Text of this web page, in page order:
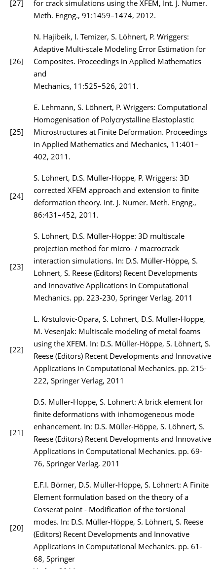
[27]
for crack simulations using the XFEM, Int. J. Numer.
Meth. Engng., 91:1459–1474, 2012.
[26]
N. Hajibeik, I. Temizer, S. Löhnert, P. Wriggers:
Adaptive Multi-scale Modeling Error Estimation for
Composites. Proceedings in Applied Mathematics
and
Mechanics, 11:525–526, 2011.
[25]
E. Lehmann, S. Löhnert, P. Wriggers: Computational
Homogenisation of Polycrystalline Elastoplastic
Microstructures at Finite Deformation. Proceedings
in Applied Mathematics and Mechanics, 11:401–
402, 2011.
[24]
S. Löhnert, D.S. Müller-Höppe, P. Wriggers: 3D
corrected XFEM approach and extension to finite
deformation theory. Int. J. Numer. Meth. Engng.,
86:431–452, 2011.
[23]
S. Löhnert, D.S. Müller-Höppe: 3D multiscale
projection method for micro- / macrocrack
interaction simulations. In: D.S. Müller-Höppe, S.
Löhnert, S. Reese (Editors) Recent Developments
and Innovative Applications in Computational
Mechanics. pp. 223-230, Springer Verlag, 2011
[22]
L. Krstulovic-Opara, S. Löhnert, D.S. Müller-Höppe,
M. Vesenjak: Multiscale modeling of metal foams
using the XFEM. In: D.S. Müller-Höppe, S. Löhnert, S.
Reese (Editors) Recent Developments and Innovative
Applications in Computational Mechanics. pp. 215-
222, Springer Verlag, 2011
[21]
D.S. Müller-Höppe, S. Löhnert: A brick element for
finite deformations with inhomogeneous mode
enhancement. In: D.S. Müller-Höppe, S. Löhnert, S.
Reese (Editors) Recent Developments and Innovative
Applications in Computational Mechanics. pp. 69-
76, Springer Verlag, 2011
[20]
E.F.I. Börner, D.S. Müller-Höppe, S. Löhnert: A Finite
Element formulation based on the theory of a
Cosserat point - Modification of the torsional
modes. In: D.S. Müller-Höppe, S. Löhnert, S. Reese
(Editors) Recent Developments and Innovative
Applications in Computational Mechanics. pp. 61-
68, Springer